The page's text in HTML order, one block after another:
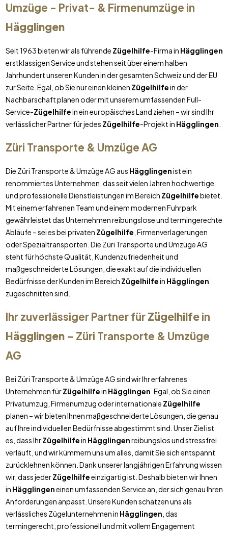
Umzüge - Privat- & Firmenumzüge in
Hägglingen
Seit 1963 bieten wir als führende Zügelhilfe-Firma in Hägglingen
erstklassigen Service und stehen seit über einem halben
Jahrhundert unseren Kunden in der gesamten Schweiz und der EU
zur Seite. Egal, ob Sie nur einen kleinen Zügelhilfein der
Nachbarschaft planen oder mit unserem umfassenden Full-
Service-Zügelhilfein ein europäisches Land ziehen – wir sind Ihr
verlässlicher Partner für jedes Zügelhilfe-Projekt in Hägglingen
Züri Transporte & Umzüge AG
Die Züri Transporte & Umzüge AG aus Hägglingenist ein
renommiertes Unternehmen, das seit vielen Jahren hochwertige
und professionelle Dienstleistungen im Bereich Zügelhilfebietet.
Mit einem erfahrenen Team und einem modernen Fuhrpark
gewährleistet das Unternehmen reibungslose und termingerechte
Abläufe – sei es bei privaten Zügelhilfe , Firmenverlagerungen
oder Spezialtransporten. Die Züri Transporte und Umzüge AG
steht für höchste Qualität, Kundenzufriedenheit und
maßgeschneiderte Lösungen, die exakt auf die individuellen
Bedürfnisse der Kunden im Bereich Zügelhilfein Hägglingen
zugeschnitten sind.
Ihr zuverlässiger Partner fürZügelhilfein
Hägglingen– Züri Transporte & Umzüge
AG
Bei Züri Transporte & Umzüge AG sind wir Ihr erfahrenes
Unternehmen fürZügelhilfein Hägglingen . Egal, ob Sie einen
Privatumzug, Firmenumzug oder internationale Zügelhilfe
planen – wir bieten Ihnen maßgeschneiderte Lösungen, die genau
auf Ihre individuellen Bedürfnisse abgestimmt sind. Unser Ziel ist
es, dass IhrZügelhilfein Hägglingenreibungslos und stressfrei
verläuft, und wir kümmern uns um alles, damit Sie sich entspannt
zurücklehnen können. Dank unserer langjährigen Erfahrung wissen
wir, dass jederZügelhilfeeinzigartig ist. Deshalb bieten wir Ihnen
in Hägglingeneinen umfassenden Service an, der sich genau Ihren
Anforderungen anpasst. Unsere Kunden schätzen uns als
verlässliches Zügelunternehmen in Hägglingen , das
termingerecht, professionell und mit vollem Engagement